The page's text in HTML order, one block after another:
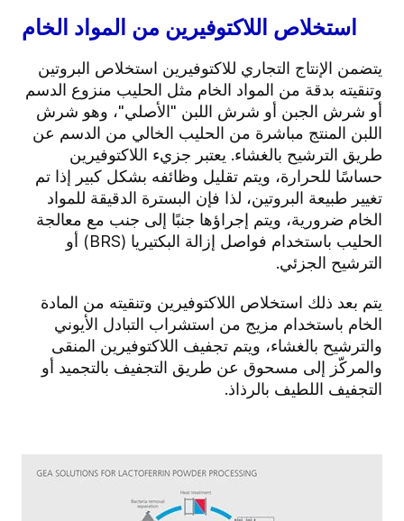
استخلاص اللاكتوفيرين من المواد الخام
يتضمن الإنتاج التجاري للاكتوفيرين استخلاص البروتين
وتنقيته بدقة من المواد الخام مثل الحليب منزوع الدسم
أو شرش الجبن أو شرش اللبن "الأصلي"، وهو شرش
اللبن المنتج مباشرة من الحليب الخالي من الدسم عن
طريق الترشيح بالغشاء. يعتبر جزيء اللاكتوفيرين
حساسًا للحرارة، ويتم تقليل وظائفه بشكل كبير إذا تم
تغيير طبيعة البروتين، لذا فإن البسترة الدقيقة للمواد
الخام ضرورية، ويتم إجراؤها جنبًا إلى جنب مع معالجة
الحليب باستخدام فواصل إزالة البكتيريا (BRS) أو
الترشيح الجزئي.
يتم بعد ذلك استخلاص اللاكتوفيرين وتنقيته من المادة
الخام باستخدام مزيج من استشراب التبادل الأيوني
والترشيح بالغشاء، ويتم تجفيف اللاكتوفيرين المنقى
والمركّز إلى مسحوق عن طريق التجفيف بالتجميد أو
التجفيف اللطيف بالرذاذ.